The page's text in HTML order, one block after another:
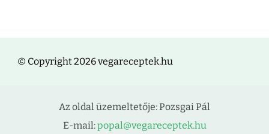
© Copyright 2026 vegareceptek.hu
Az oldal üzemeltetője: Pozsgai Pál
E-mail:popal@vegareceptek.hu